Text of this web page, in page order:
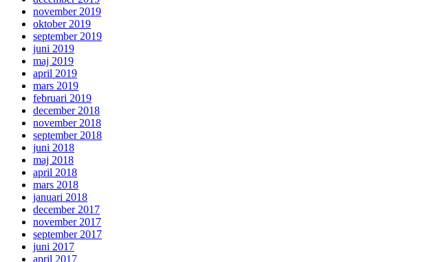
november 2019
oktober 2019
september 2019
juni 2019
maj 2019
april 2019
mars 2019
februari 2019
december 2018
november 2018
september 2018
juni 2018
maj 2018
april 2018
mars 2018
januari 2018
december 2017
november 2017
september 2017
juni 2017
april 2017